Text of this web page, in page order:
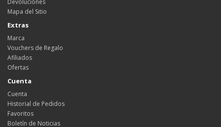
Devoluciones
Mapa del Sitio
Extras
Marca
Vouchers de Regalo
Afiliados
Ofertas
Cuenta
Cuenta
Historial de Pedidos
Favoritos
Boletín de Noticias